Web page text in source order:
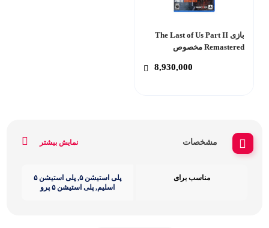
بازی The Last of Us Part II
Remastered مخصوص
8,930,000
مشخصات نمایش بیشتر
مناسب برای
پلی استیشن ۵, پلی استیشن ۵
اسلیم, پلی استیشن ۵ پرو